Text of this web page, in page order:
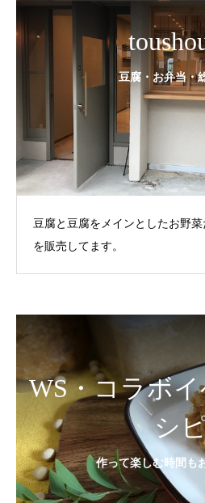
豆腐・お弁当・
豆腐と豆腐をメインとしたお野
を販売してます。
WS・コラボ
シ
作って楽しむ時間も